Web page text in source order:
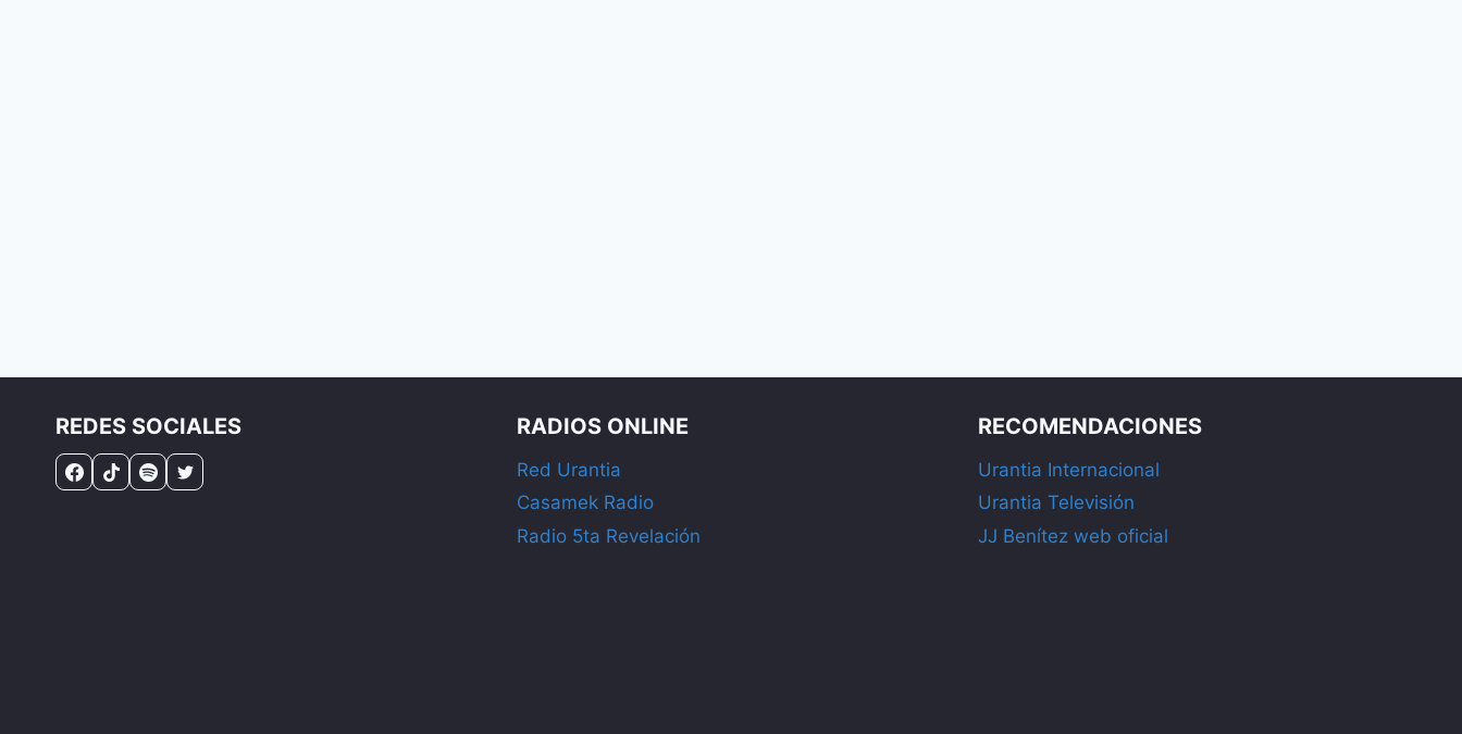
REDES SOCIALES RADIOS ONLINE
Red Urantia
Casamek Radio
Radio 5ta Revelación
RECOMENDACIONES
Urantia Internacional
Urantia Televisión
JJ Benítez web oficial